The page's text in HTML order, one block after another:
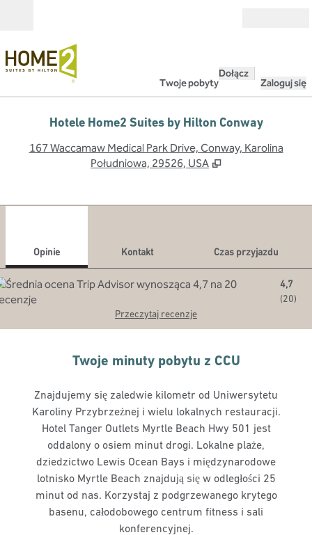
Twoje pobyty
Dołącz
Zaloguj się
Hotele Home2 Suites by Hilton Conway
167 Waccamaw Medical Park Drive, Conway, Karolina
Południowa, 29526, USA
Opinie Kontakt
Czas przyjazdu
4,7
(20)
Przeczytaj recenzje
Twoje minuty pobytu z CCU
Znajdujemy się zaledwie kilometr od Uniwersytetu
Karoliny Przybrzeżnej i wielu lokalnych restauracji.
Hotel Tanger Outlets Myrtle Beach Hwy 501 jest
oddalony o osiem minut drogi. Lokalne plaże,
dziedzictwo Lewis Ocean Bays i międzynarodowe
lotnisko Myrtle Beach znajdują się w odległości 25
minut od nas. Korzystaj z podgrzewanego krytego
basenu, całodobowego centrum fitness i sali
konferencyjnej.